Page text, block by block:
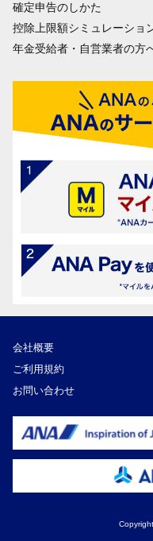
確定申告のしかた
控除上限額シミュレーショ
年金受給者・自営業者の方
会社概要
ご利用規約
お問い合わせ